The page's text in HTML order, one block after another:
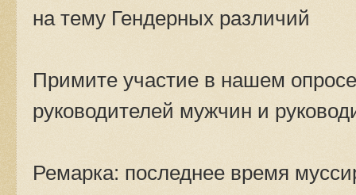
на тему Гендерных различий
Примите участие в нашем
руководителей мужчин и
Ремарка: последнее время